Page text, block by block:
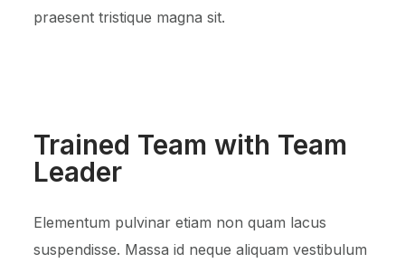
praesent tristique magna sit.
Trained Team with Team
Leader
Elementum pulvinar etiam non quam lacus
suspendisse. Massa id neque aliquam vestibulum